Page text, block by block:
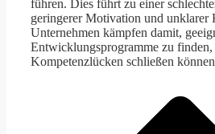
führen. Dies führt zu einer
geringerer Motivation und unklarer
Unternehmen kämpfen damit,
Entwicklungsprogramme zu finden,
Kompetenzlücken schließen